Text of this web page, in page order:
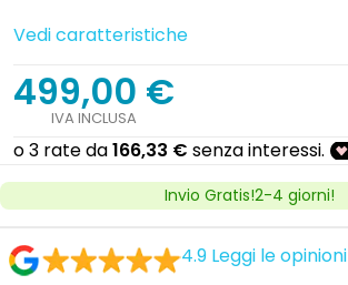
Vedi caratteristiche
499,00 €
IVA INCLUSA
Invio Gratis!2-4 giorni!
4.9 Leggi le opinioni